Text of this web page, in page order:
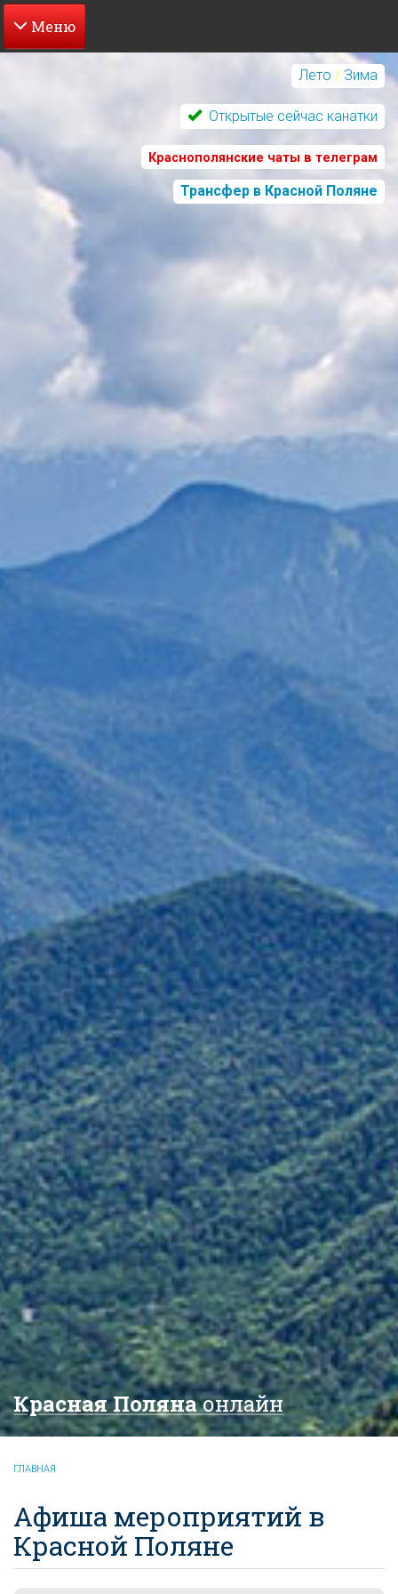
Перейти
содержанию
Лето / Зима
Открытые сейчас канатки
Краснополянские чаты в телеграм
Трансфер в Красной Поляне
Красная Полянаонлайн
ГЛАВНАЯ
Афиша мероприятий в
Красной Поляне